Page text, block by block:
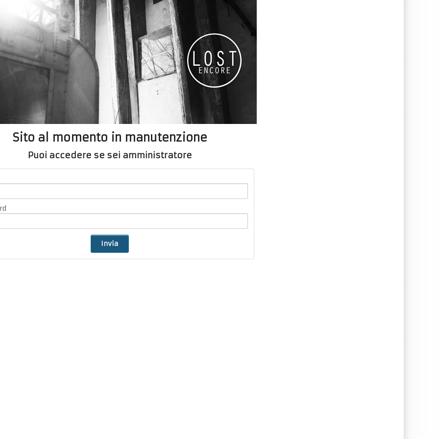
Sito al momento in manutenzione
Puoi accedere se sei amministratore